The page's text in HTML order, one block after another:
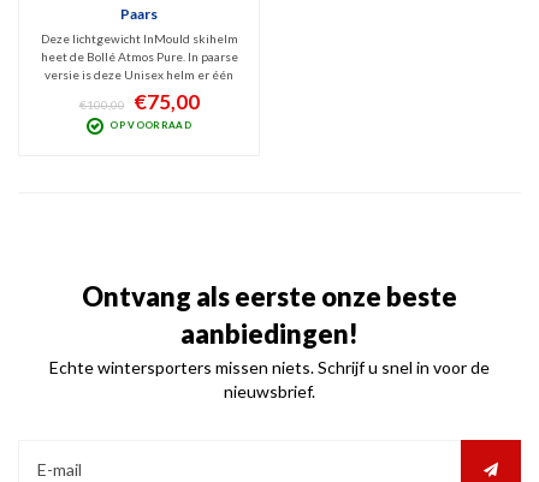
Paars
Deze lichtgewicht InMould skihelm
heet de Bollé Atmos Pure. In paarse
versie is deze Unisex helm er één
met allround protectie dankzij het
Avid Progressive EPS schuim. In dit
segment een comfortabele helm
€100,00 €75,00
OP VOORRAAD
Ontvang als eerste onze beste
aanbiedingen!
Echte wintersporters missen niets. Schrijf u snel in voor de
nieuwsbrief.